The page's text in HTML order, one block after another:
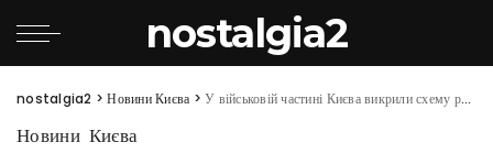
nostalgia2
nostalgia2 >Новини Києва >У військовій частині Києва викрили схему розкрадання пального
Новини Києва